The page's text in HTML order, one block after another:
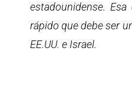
estadounidense.
rápido que debe ser
EE.UU. e Israel.